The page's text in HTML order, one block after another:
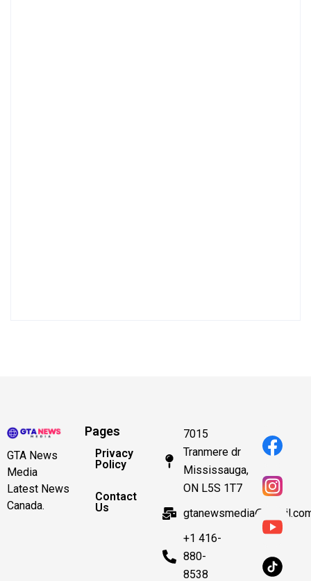
GTA News
Media
Latest News
Canada.
Pages
Privacy
Policy
Contact
Us
7015
Tranmere dr
Mississauga,
ON L5S 1T7
+1 416-
880-
8538